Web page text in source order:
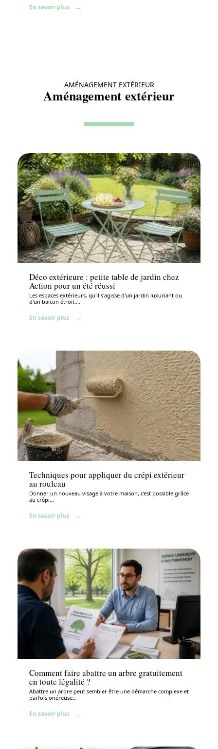
En savoir plus
AMÉNAGEMENT EXTÉRIEUR
Aménagement extérieur
Aménagement extérieur
Déco extérieure : petite table de jardin chez
Action pour un été réussi
Les espaces extérieurs, qu'il s'agisse d'un jardin luxuriant ou
d'un balcon étroit,…
En savoir plus
Aménagement extérieur
Techniques pour appliquer du crépi extérieur
au rouleau
Donner un nouveau visage à votre maison, c'est possible grâce
au crépi
En savoir plus
Aménagement extérieur
Comment faire abattre un arbre gratuitement
en toute légalité ?
Abattre un arbre peut sembler être une démarche complexe et
parfois onéreuse …
En savoir plus